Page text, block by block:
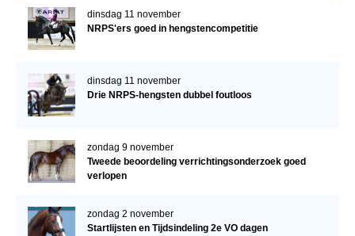
dinsdag 11 november
NRPS'ers goed in hengstencompetitie
dinsdag 11 november
Drie NRPS-hengsten dubbel foutloos
zondag 9 november
Tweede beoordeling verrichtingsonderzoek goed
verlopen
zondag 2 november
Startlijsten en Tijdsindeling 2e VO dagen